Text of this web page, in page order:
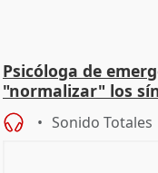
Psicóloga de
"normalizar" los
Sonido Totales